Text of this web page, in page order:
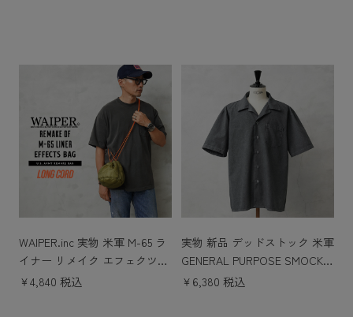
WAIPER.inc 実物 米軍 M-65 ラ
イナー リメイク エフェクツバ
ッグ LONG CORD 日本製
￥4,840 税込
実物 新品 デッドストック 米軍
GENERAL PURPOSE SMOCK
ショートスリーブ シャツ GRA
￥6,380 税込